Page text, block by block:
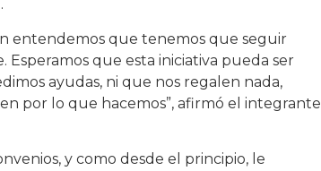
entendemos que tenemos que seguir
que esta iniciativa pueda ser
ayudas, ni que nos regalen nada,
por lo que hacemos”, afirmó el integrante
y como desde el principio, le